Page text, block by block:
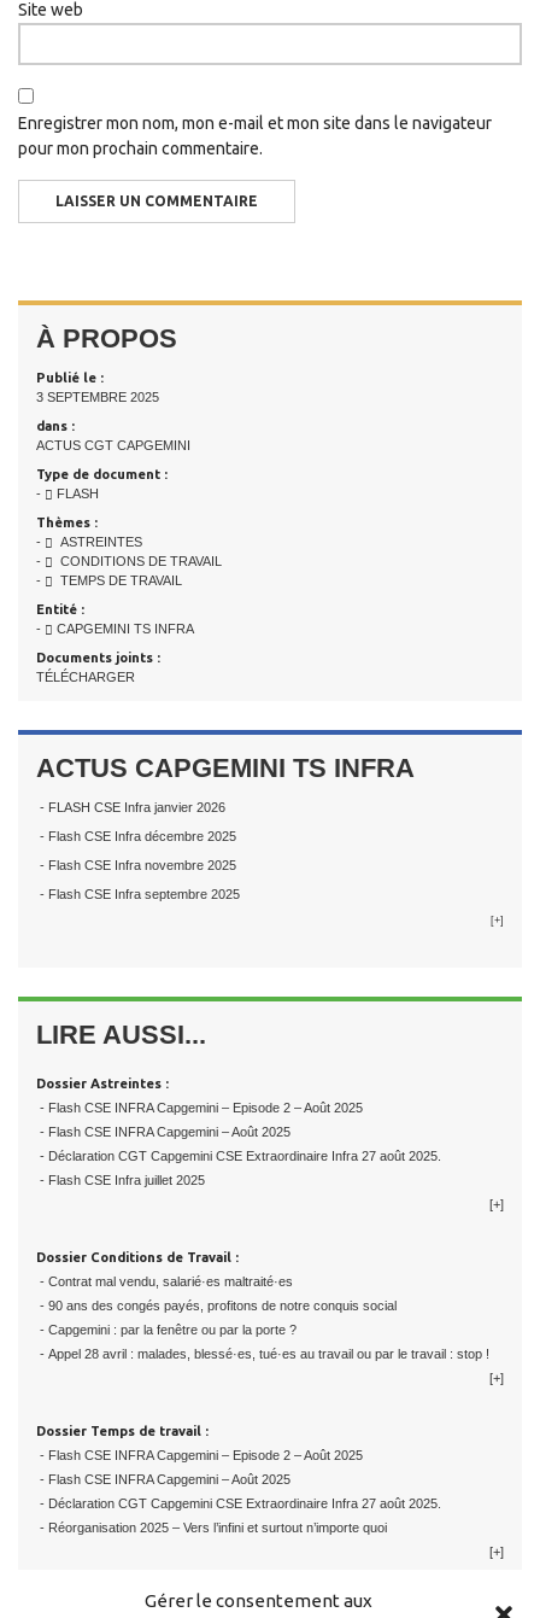
Gérer le consentement aux
Site web
Enregistrer mon nom, mon e-mail et mon site dans le navigateur
pour mon prochain commentaire.
À PROPOS
Publié le :
3 SEPTEMBRE 2025
dans :
ACTUS CGT CAPGEMINI
Type de document :
-
FLASH
Thèmes :
-
ASTREINTES
-
CONDITIONS DE TRAVAIL
-
TEMPS DE TRAVAIL
Entité :
-
CAPGEMINI TS INFRA
Documents joints :
TÉLÉCHARGER
ACTUS CAPGEMINI TS INFRA
- FLASH CSE Infra janvier 2026
- Flash CSE Infra décembre 2025
- Flash CSE Infra novembre 2025
- Flash CSE Infra septembre 2025
[+]
LIRE AUSSI...
Dossier Astreintes :
- Flash CSE INFRA Capgemini – Episode 2 – Août 2025
- Flash CSE INFRA Capgemini – Août 2025
- Déclaration CGT Capgemini CSE Extraordinaire Infra 27 août 2025.
- Flash CSE Infra juillet 2025
[+]
Dossier Conditions de Travail :
- Contrat mal vendu, salarié·es maltraité·es
- 90 ans des congés payés, profitons de notre conquis social
- Capgemini : par la fenêtre ou par la porte ?
- Appel 28 avril : malades, blessé·es, tué·es au travail ou par le travail : stop !
[+]
Dossier Temps de travail :
- Flash CSE INFRA Capgemini – Episode 2 – Août 2025
- Flash CSE INFRA Capgemini – Août 2025
- Déclaration CGT Capgemini CSE Extraordinaire Infra 27 août 2025.
- Réorganisation 2025 – Vers l’infini et surtout n’importe quoi
[+]